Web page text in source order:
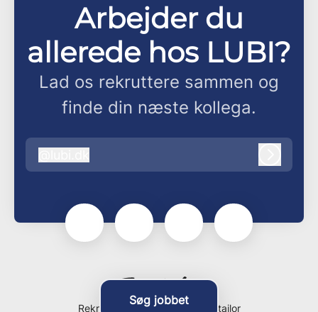
Søg jobbet
Arbejder du
allerede hos LUBI?
Lad os rekruttere sammen og
finde din næste kollega.
lubi.dk
Rekrutteringssystemfra Teamtailor